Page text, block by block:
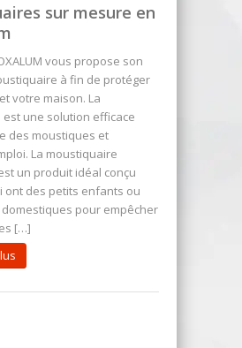
sur mesure en
vous propose son
à fin de protéger
votre maison. La
une solution efficace
des moustiques et
La moustiquaire
est un produit idéal conçu
ont des petits enfants ou
pour empêcher
[…]